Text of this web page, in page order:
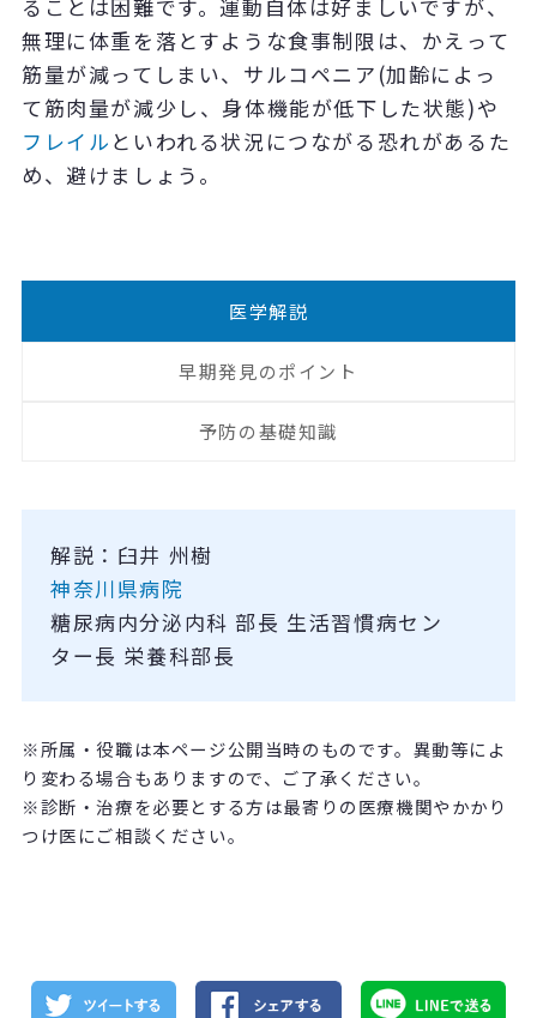
ることは困難です。運動自体は好ましいですが、
無理に体重を落とすような食事制限は、かえって
筋量が減ってしまい、サルコペニア(加齢によっ
て筋肉量が減少し、身体機能が低下した状態)や
フレイル といわれる状況につながる恐れがあるた
め、避けましょう。
医学解説
早期発見のポイント
予防の基礎知識
解説：臼井 州樹
神奈川県病院
糖尿病内分泌内科 部長 生活習慣病セン
ター長 栄養科部長
※所属・役職は本ページ公開当時のものです。異動等によ
り変わる場合もありますので、ご了承ください。
※診断・治療を必要とする方は最寄りの医療機関やかかり
つけ医にご相談ください。